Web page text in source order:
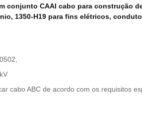
conjunto CAAI cabo para construção
1350-H19 para fins elétricos,
cabo ABC de acordo com os requisitos